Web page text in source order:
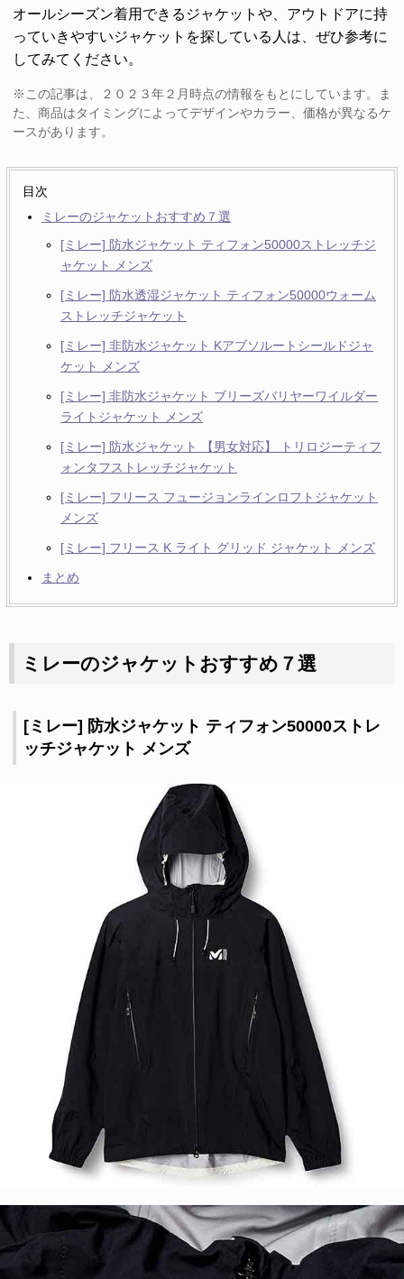
オールシーズン着用できるジャケットや、アウトドアに持
っていきやすいジャケットを探している人は、ぜひ参考に
してみてください。
※この記事は、２０２３年２月時点の情報をもとにしています。ま
た、商品はタイミングによってデザインやカラー、価格が異なるケ
ースがあります。
目次
ミレーのジャケットおすすめ７選
[ミレー] 防水ジャケット ティフォン50000ストレッチジ
ャケット メンズ
[ミレー] 防水透湿ジャケット ティフォン50000ウォーム
ストレッチジャケット
[ミレー] 非防水ジャケット Kアブソルートシールドジャ
ケット メンズ
[ミレー] 非防水ジャケット ブリーズバリヤーワイルダー
ライトジャケット メンズ
[ミレー] 防水ジャケット 【男女対応】 トリロジーティフ
ォンタフストレッチジャケット
[ミレー] フリース フュージョンラインロフトジャケット
メンズ
[ミレー] フリース K ライト グリッド ジャケット メンズ
まとめ
ミレーのジャケットおすすめ７選
[ミレー] 防水ジャケット ティフォン50000ストレ
ッチジャケット メンズ